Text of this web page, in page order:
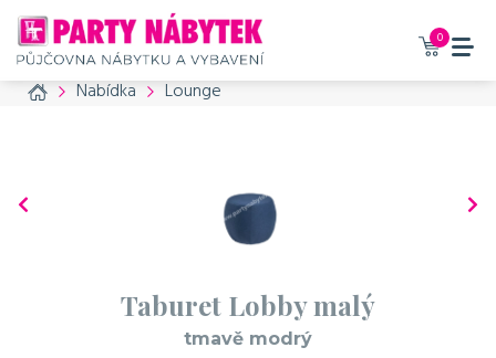
0
Home Nabídka Lounge
Taburet Lobby malý
tmavě modrý